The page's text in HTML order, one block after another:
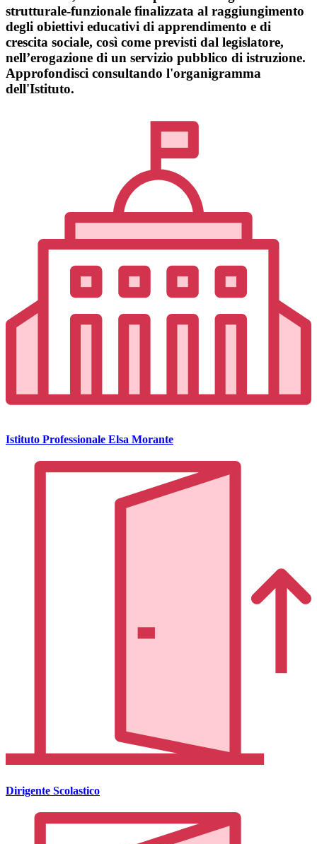
strutturale-funzionale finalizzata al raggiungimento
degli obiettivi educativi di apprendimento e di
crescita sociale, così come previsti dal legislatore,
nell’erogazione di un servizio pubblico di istruzione.
Approfondisci consultando l'organigramma
dell'Istituto.
Istituto Professionale Elsa Morante
Dirigente Scolastico